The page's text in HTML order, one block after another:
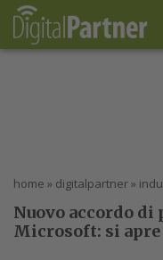
home » digitalpartner»
Nuovo accordo
Microsoft: si